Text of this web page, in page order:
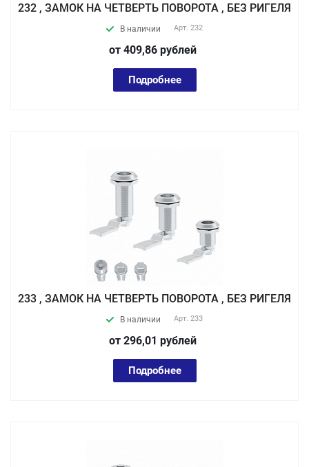
232 , ЗАМОК НА ЧЕТВЕРТЬ ПОВОРОТА , БЕЗ РИГЕЛЯ
В наличии Арт. 232
от 409,86 рублей
Подробнее
233 , ЗАМОК НА ЧЕТВЕРТЬ ПОВОРОТА , БЕЗ РИГЕЛЯ
В наличии Арт. 233
от 296,01 рублей
Подробнее